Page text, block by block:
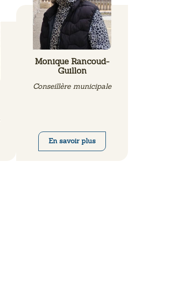
Monique Rancoud-
Guillon
Conseillère municipale
En savoir plus